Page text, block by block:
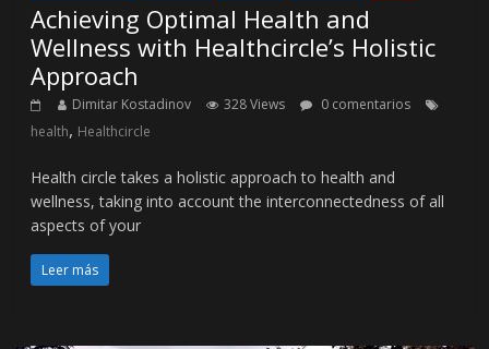
Achieving Optimal Health and
Wellness with Healthcircle’s Holistic
Approach
Dimitar Kostadinov 328 Views
0 comentarios
health, Healthcircle
Health circle takes a holistic approach to health and
wellness, taking into account the interconnectedness of all
aspects of your
Leer más